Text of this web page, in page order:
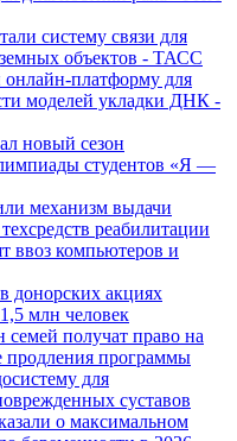
систему связи для
объектов - ТАСС
онлайн-платформу для
моделей укладки ДНК -
новый сезон
студентов «Я —
механизм выдачи
реабилитации
ввоз компьютеров и
донорских акциях
млн человек
получат право на
продления программы
для
суставов
о максимальном